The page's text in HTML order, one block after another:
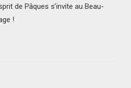
de Pâques s’invite au Beau-
!